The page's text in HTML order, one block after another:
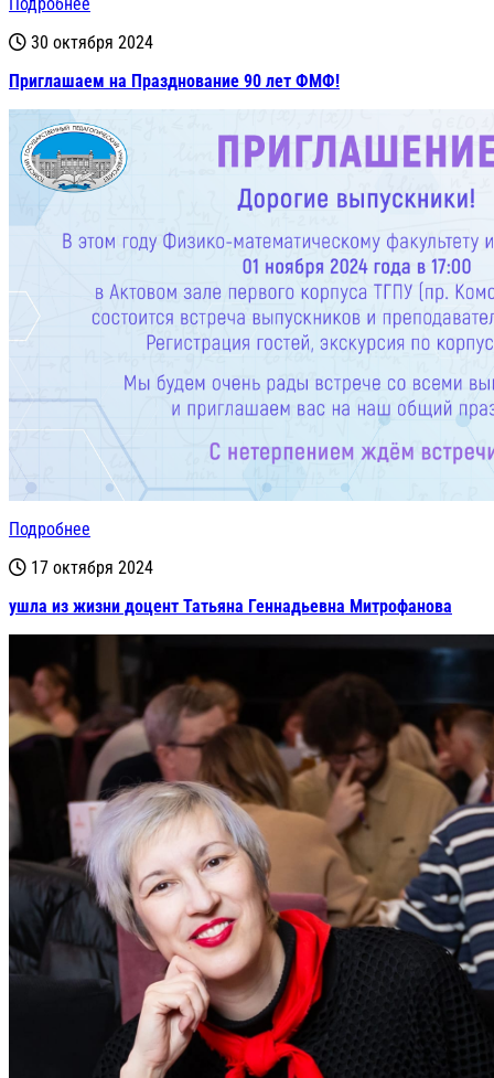
30 октября 2024
Приглашаем на Празднование 90 лет ФМФ!
Подробнее
17 октября 2024
ушла из жизни доцент Татьяна Геннадьевна Митрофанова